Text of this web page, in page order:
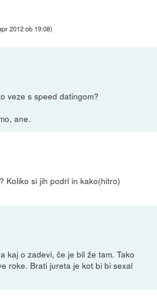
2012 ob 19:08)
veze s speed datingom?
ane.
Koliko si jih podrl in kako(hitro)
kaj o zadevi, če je bil že tam. Tako
roke. Brati jureta je kot bi bi sexal